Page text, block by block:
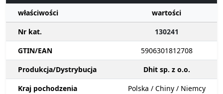
właściwości
wartości
Nr kat.
130241
GTIN/EAN
5906301812708
Produkcja/Dystrybucja
Dhit sp. z o.o.
Kraj pochodzenia
Polska / Chiny / Niemcy